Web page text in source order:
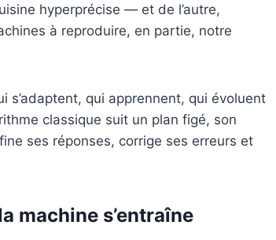
hyperprécise — et de l’autre,
à reproduire, en partie, notre
s’adaptent, qui apprennent, qui évoluent
classique suit un plan figé, son
ses réponses, corrige ses erreurs et
machine s’entraîne